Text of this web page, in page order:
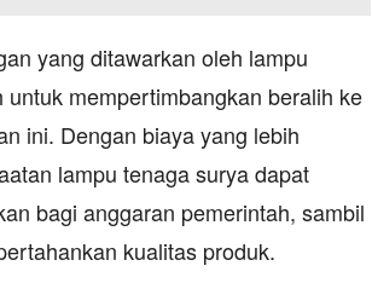
yang ditawarkan oleh lampu
mempertimbangkan beralih ke
ini. Dengan biaya yang lebih
lampu tenaga surya dapat
bagi anggaran pemerintah, sambil
kualitas produk.